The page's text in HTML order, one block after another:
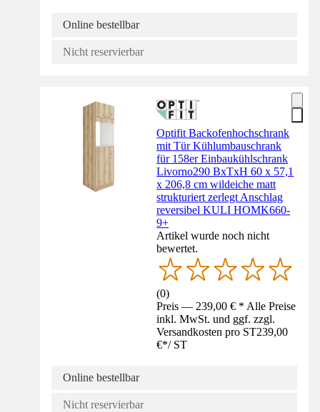
Online bestellbar
Nicht reservierbar
Optifit Backofenhochschrank
mit Tür Kühlumbauschrank
für 158er Einbaukühlschrank
Livorno290 BxTxH 60 x 57,1
x 206,8 cm wildeiche matt
strukturiert zerlegt Anschlag
reversibel KULI HOMK660-
9+
Artikel wurde noch nicht
bewertet.
(0)
Preis — 239,00 € * Alle Preise
inkl. MwSt. und ggf. zzgl.
Versandkosten pro ST239,00
€*/ ST
Online bestellbar
Nicht reservierbar